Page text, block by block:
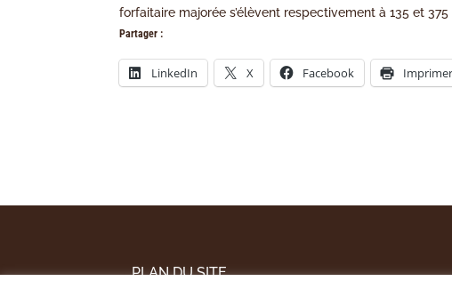
forfaitaire majorée s’élèvent respectivement à 135 et 375
Partager :
LinkedIn X Facebook Imprimer
PLAN DU SITE